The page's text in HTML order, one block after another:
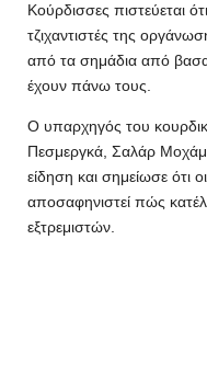
Κούρδισσες πιστεύεται
τζιχαντιστές της
από τα σημάδια από
έχουν πάνω τους.
Ο υπαρχηγός του
Πεσμεργκά, Σαλάρ
είδηση και σημείωσε ότι
αποσαφηνιστεί πώς
εξτρεμιστών.